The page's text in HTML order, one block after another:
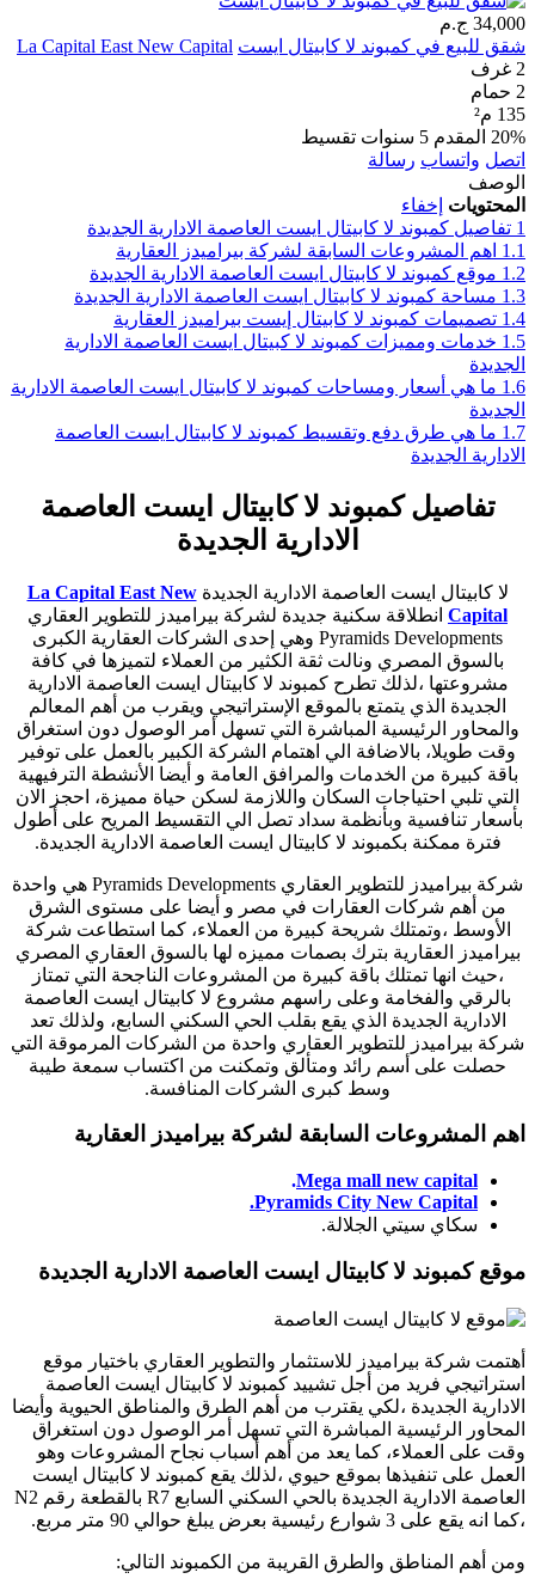
34,000 ج.م
شقق للبيع في كمبوند لا كابيتال ايست La Capital East New Capital
2 غرف
2 حمام
135 م²
20% المقدم
5 سنوات تقسيط
اتصل واتساب رسالة
الوصف
المحتويات إخفاء
1 تفاصيل كمبوند لا كابيتال ايست العاصمة الادارية الجديدة
1.1 اهم المشروعات السابقة لشركة بيراميدز العقارية
1.2 موقع كمبوند لا كابيتال ايست العاصمة الادارية الجديدة
1.3 مساحة كمبوند لا كابيتال ايست العاصمة الادارية الجديدة
1.4 تصميمات كمبوند لا كابيتال إيست بيراميدز العقارية
1.5 خدمات ومميزات كمبوند لا كبيتال ايست العاصمة الادارية
الجديدة
1.6 ما هي أسعار ومساحات كمبوند لا كابيتال ايست العاصمة الادارية
الجديدة
1.7 ما هي طرق دفع وتقسيط كمبوند لا كابيتال ايست العاصمة
الادارية الجديدة
تفاصيل كمبوند لا كابيتال ايست العاصمة
الادارية الجديدة
لا كابيتال ايست العاصمة الادارية الجديدةLa Capital East New
Capital انطلاقة سكنية جديدة لشركة بيراميدز للتطوير العقاري
Pyramids Developments وهي إحدى الشركات العقارية الكبرى
بالسوق المصري ونالت ثقة الكثير من العملاء لتميزها في كافة
مشروعتها ،لذلك تطرح كمبوند لا كابيتال ايست العاصمة الادارية
الجديدة الذي يتمتع بالموقع الإستراتيجي ويقرب من أهم المعالم
والمحاور الرئيسية المباشرة التي تسهل أمر الوصول دون استغراق
وقت طويلا، بالاضافة الي اهتمام الشركة الكبير بالعمل على توفير
باقة كبيرة من الخدمات والمرافق العامة و أيضا الأنشطة الترفيهية
التي تلبي احتياجات السكان واللازمة لسكن حياة مميزة، احجز الان
بأسعار تنافسية وبأنظمة سداد تصل الي التقسيط المريح على أطول
فترة ممكنة بكمبوند لا كابيتال ايست العاصمة الادارية الجديدة.
شركة بيراميدز للتطوير العقاري Pyramids Developments هي واحدة
من أهم شركات العقارات في مصر و أيضا على مستوى الشرق
الأوسط ،وتمتلك شريحة كبيرة من العملاء، كما استطاعت شركة
بيراميدز العقارية بترك بصمات مميزه لها بالسوق العقاري المصري
،حيث انها تمتلك باقة كبيرة من المشروعات الناجحة التي تمتاز
بالرقي والفخامة وعلى راسهم مشروع لا كابيتال ايست العاصمة
الادارية الجديدة الذي يقع بقلب الحي السكني السابع، ولذلك تعد
شركة بيراميدز للتطوير العقاري واحدة من الشركات المرموقة التي
حصلت على أسم رائد ومتألق وتمكنت من اكتساب سمعة طيبة
وسط كبرى الشركات المنافسة.
اهم المشروعات السابقة لشركة بيراميدز العقارية
Mega mall new capital
.
Pyramids City New Capital.
سكاي سيتي الجلالة.
موقع كمبوند لا كابيتال ايست العاصمة الادارية الجديدة
أهتمت شركة بيراميدز للاستثمار والتطوير العقاري باختيار موقع
استراتيجي فريد من أجل تشييد كمبوند لا كابيتال ايست العاصمة
الادارية الجديدة ،لكي يقترب من أهم الطرق والمناطق الحيوية وأيضا
المحاور الرئيسية المباشرة التي تسهل أمر الوصول دون استغراق
وقت على العملاء، كما يعد من أهم أسباب نجاح المشروعات وهو
العمل على تنفيذها بموقع حيوي ،لذلك يقع كمبوند لا كابيتال ايست
العاصمة الادارية الجديدة بالحي السكني السابع R7 بالقطعة رقم N2
،كما انه يقع على 3 شوارع رئيسية بعرض يبلغ حوالي 90 متر مربع.
ومن أهم المناطق والطرق القريبة من الكمبوند التالي: